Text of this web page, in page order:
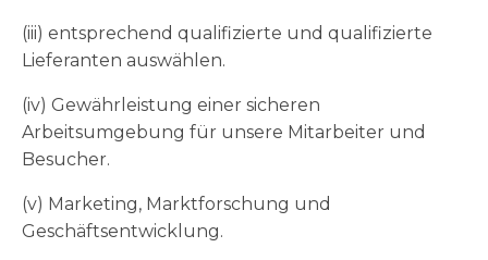
(iii) entsprechend qualifizierte und qualifizierte
Lieferanten auswählen.
(iv) Gewährleistung einer sicheren
Arbeitsumgebung für unsere Mitarbeiter und
Besucher.
(v) Marketing, Marktforschung und
Geschäftsentwicklung.